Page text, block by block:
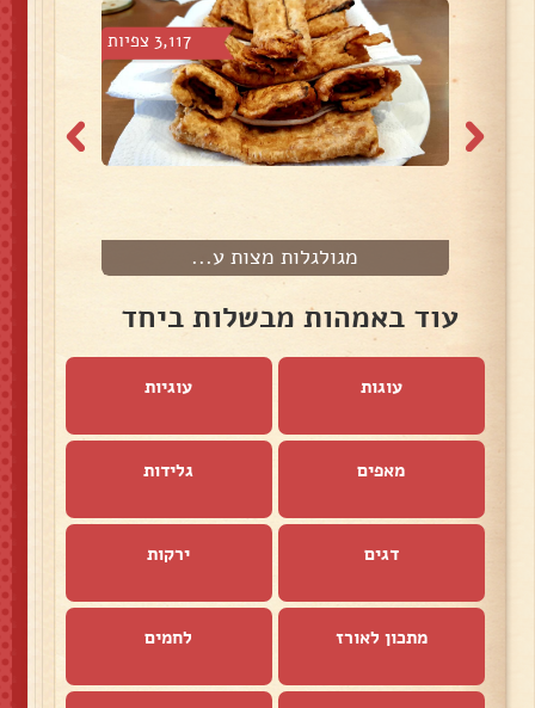
3,117 צפיות
מגולגלות מצות ע...
עוד באמהות מבשלות ביחד
עוגות עוגיות
מאפים גלידות
דגים ירקות
מתכון לאורז לחמים